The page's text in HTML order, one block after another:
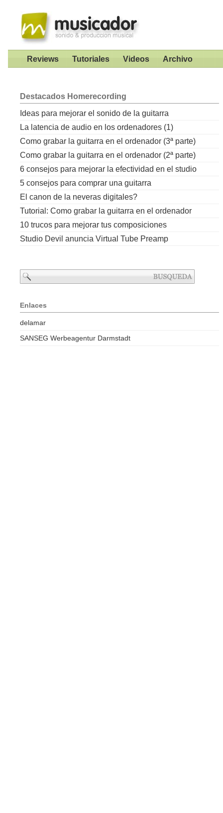
Reviews Tutoriales Videos Archivo
Destacados Homerecording
Ideas para mejorar el sonido de la guitarra
La latencia de audio en los ordenadores (1)
Como grabar la guitarra en el ordenador (3ª parte)
Como grabar la guitarra en el ordenador (2ª parte)
6 consejos para mejorar la efectividad en el studio
5 consejos para comprar una guitarra
El canon de la neveras digitales?
Tutorial: Como grabar la guitarra en el ordenador
10 trucos para mejorar tus composiciones
Studio Devil anuncia Virtual Tube Preamp
Enlaces
delamar
SANSEG Werbeagentur Darmstadt